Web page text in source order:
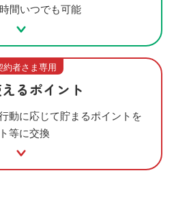
間いつでも可能
約者さま専用
るポイント
動に応じて貯まるポイントを
等に交換